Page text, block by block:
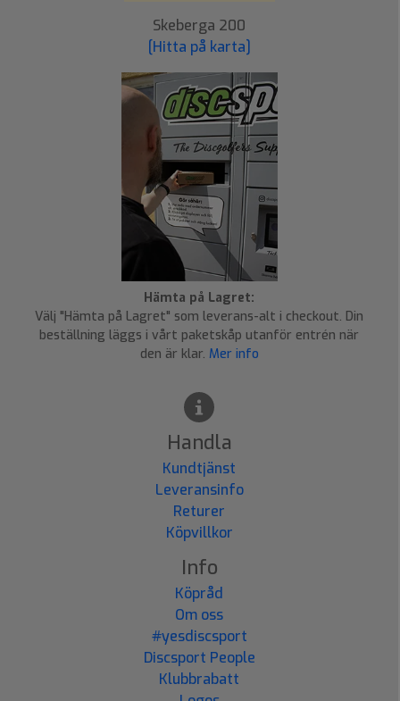
Skeberga 200
[Hitta på karta]
Hämta på Lagret:
Välj "Hämta på Lagret" som leverans-alt i checkout. Din
beställning läggs i vårt paketskåp utanför entrén när
den är klar. Mer info
Handla
Kundtjänst
Leveransinfo
Returer
Köpvillkor
Info
Köpråd
Om oss
#yesdiscsport
Discsport People
Klubbrabatt